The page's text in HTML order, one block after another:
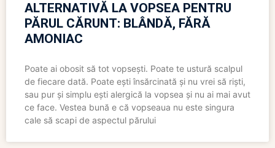
ALTERNATIVĂ LA VOPSEA PENTRU
PĂRUL CĂRUNT: BLÂNDĂ, FĂRĂ
AMONIAC
Poate ai obosit să tot vopsești. Poate te ustură scalpul
de fiecare dată. Poate ești însărcinată și nu vrei să riști,
sau pur și simplu ești alergică la vopsea și nu ai mai avut
ce face. Vestea bună e că vopseaua nu este singura
cale să scapi de aspectul părului